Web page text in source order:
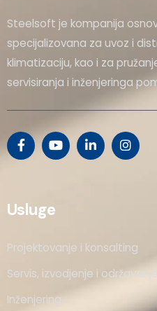
Steelsoft je kompanija
specijalizovana za uvoz i
klimatizaciju, kao i za
servisiranja i inženjeringa
Usluge
Projektovanje i konsalting
Servis, izvodjenje i održavanje
Inženjering